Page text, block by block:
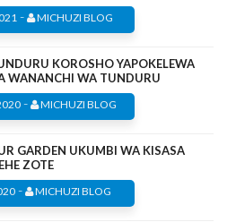
- MICHUZI BLOG
KOROSHO YAPOKELEWA
WANANCHI WA TUNDURU
- MICHUZI BLOG
GARDEN UKUMBI WA KISASA
ZOTE
- MICHUZI BLOG